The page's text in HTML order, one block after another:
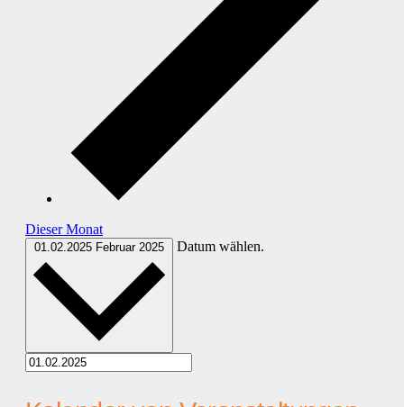
Dieser Monat
01.02.2025 Februar 2025 Datum wählen.